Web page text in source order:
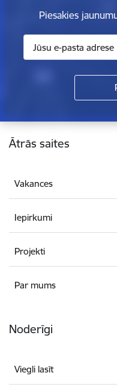
Piesakies
Kājene
Ātrās saites
Vakances
Iepirkumi
Projekti
Par mums
Noderīgi
Viegli lasīt